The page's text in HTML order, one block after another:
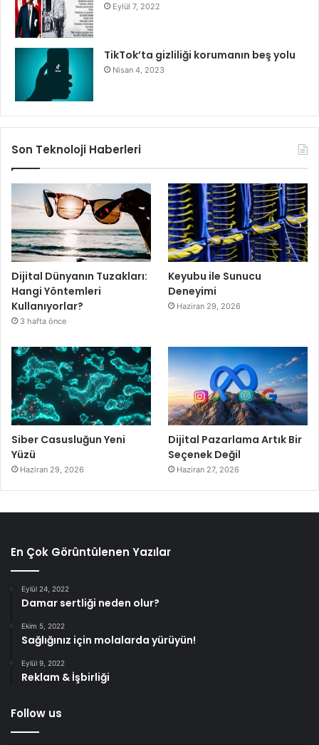
Eylül 7, 2022
TikTok’ta gizliliği korumanın beş yolu
Nisan 4, 2023
Son Teknoloji Haberleri
Dijital Dünyanın Tuzakları:
Hangi Yöntemleri
Kullanıyorlar?
3 hafta önce
Keyubu ile Sunucu
Deneyimi
Haziran 29, 2026
Siber Casusluğun Yeni
Yüzü
Haziran 29, 2026
Dijital Pazarlama Artık Bir
Seçenek Değil
Haziran 27, 2026
En Çok Görüntülenen Yazılar
Eylül 24, 2022
Damar sertliği neden olur?
Ekim 5, 2022
Sağlığınız için molalarda yürüyün!
Eylül 9, 2022
Reklam & İşbirliği
Follow us